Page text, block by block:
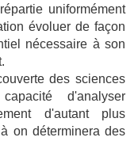
uniformément
évoluer de façon
nécessaire à son
des sciences
d'analyser
d'autant plus
on déterminera des